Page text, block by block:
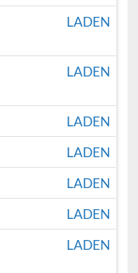
LADEN
LADEN
LADEN
LADEN
LADEN
LADEN
LADEN